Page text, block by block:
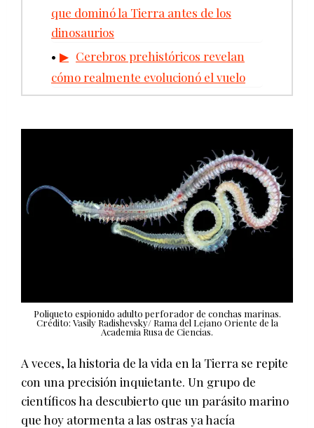
que dominó la Tierra antes de los
dinosaurios
Cerebros prehistóricos revelan
cómo realmente evolucionó el vuelo
Poliqueto espionido adulto perforador de conchas marinas.
Crédito: Vasily Radishevsky/ Rama del Lejano Oriente de la
Academia Rusa de Ciencias.
A veces, la historia de la vida en la Tierra se repite
con una precisión inquietante. Un grupo de
científicos ha descubierto que un parásito marino
que hoy atormenta a las ostras ya hacía